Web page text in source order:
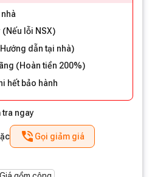
lỗi NSX)
dẫn tại nhà)
(Hoàn tiền 200%)
hết bảo hành
tra ngay
Gọi giảm giá